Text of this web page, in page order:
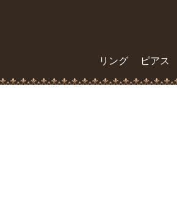
リング ピアス